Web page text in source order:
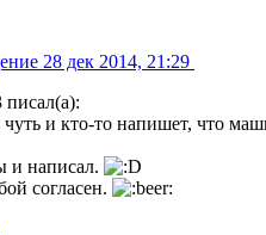
28 дек 2014, 21:29
писал(а):
и кто-то напишет, что
и написал.
согласен.